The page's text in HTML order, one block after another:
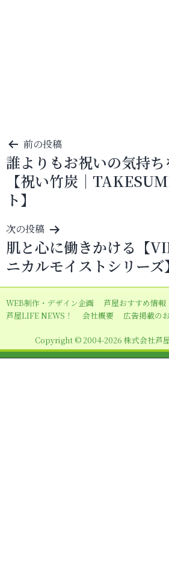
投
稿
ナ
ビ
ゲ
ー
シ
ョ
ン
前の投稿
誰よりもお祝いの気持
【祝い竹炭｜
ト】
次の投稿
肌と心に働きかける【
ニカルモイストシリーズ】
WEB制作・デザイン企画 芦屋おすすめ情報
芦屋LIFE NEWS！
会社概要 広告掲載の
Copyright © 2004-2026 株式会社